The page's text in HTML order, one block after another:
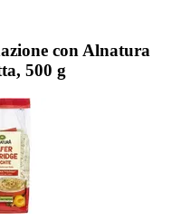
con Alnatura
500 g